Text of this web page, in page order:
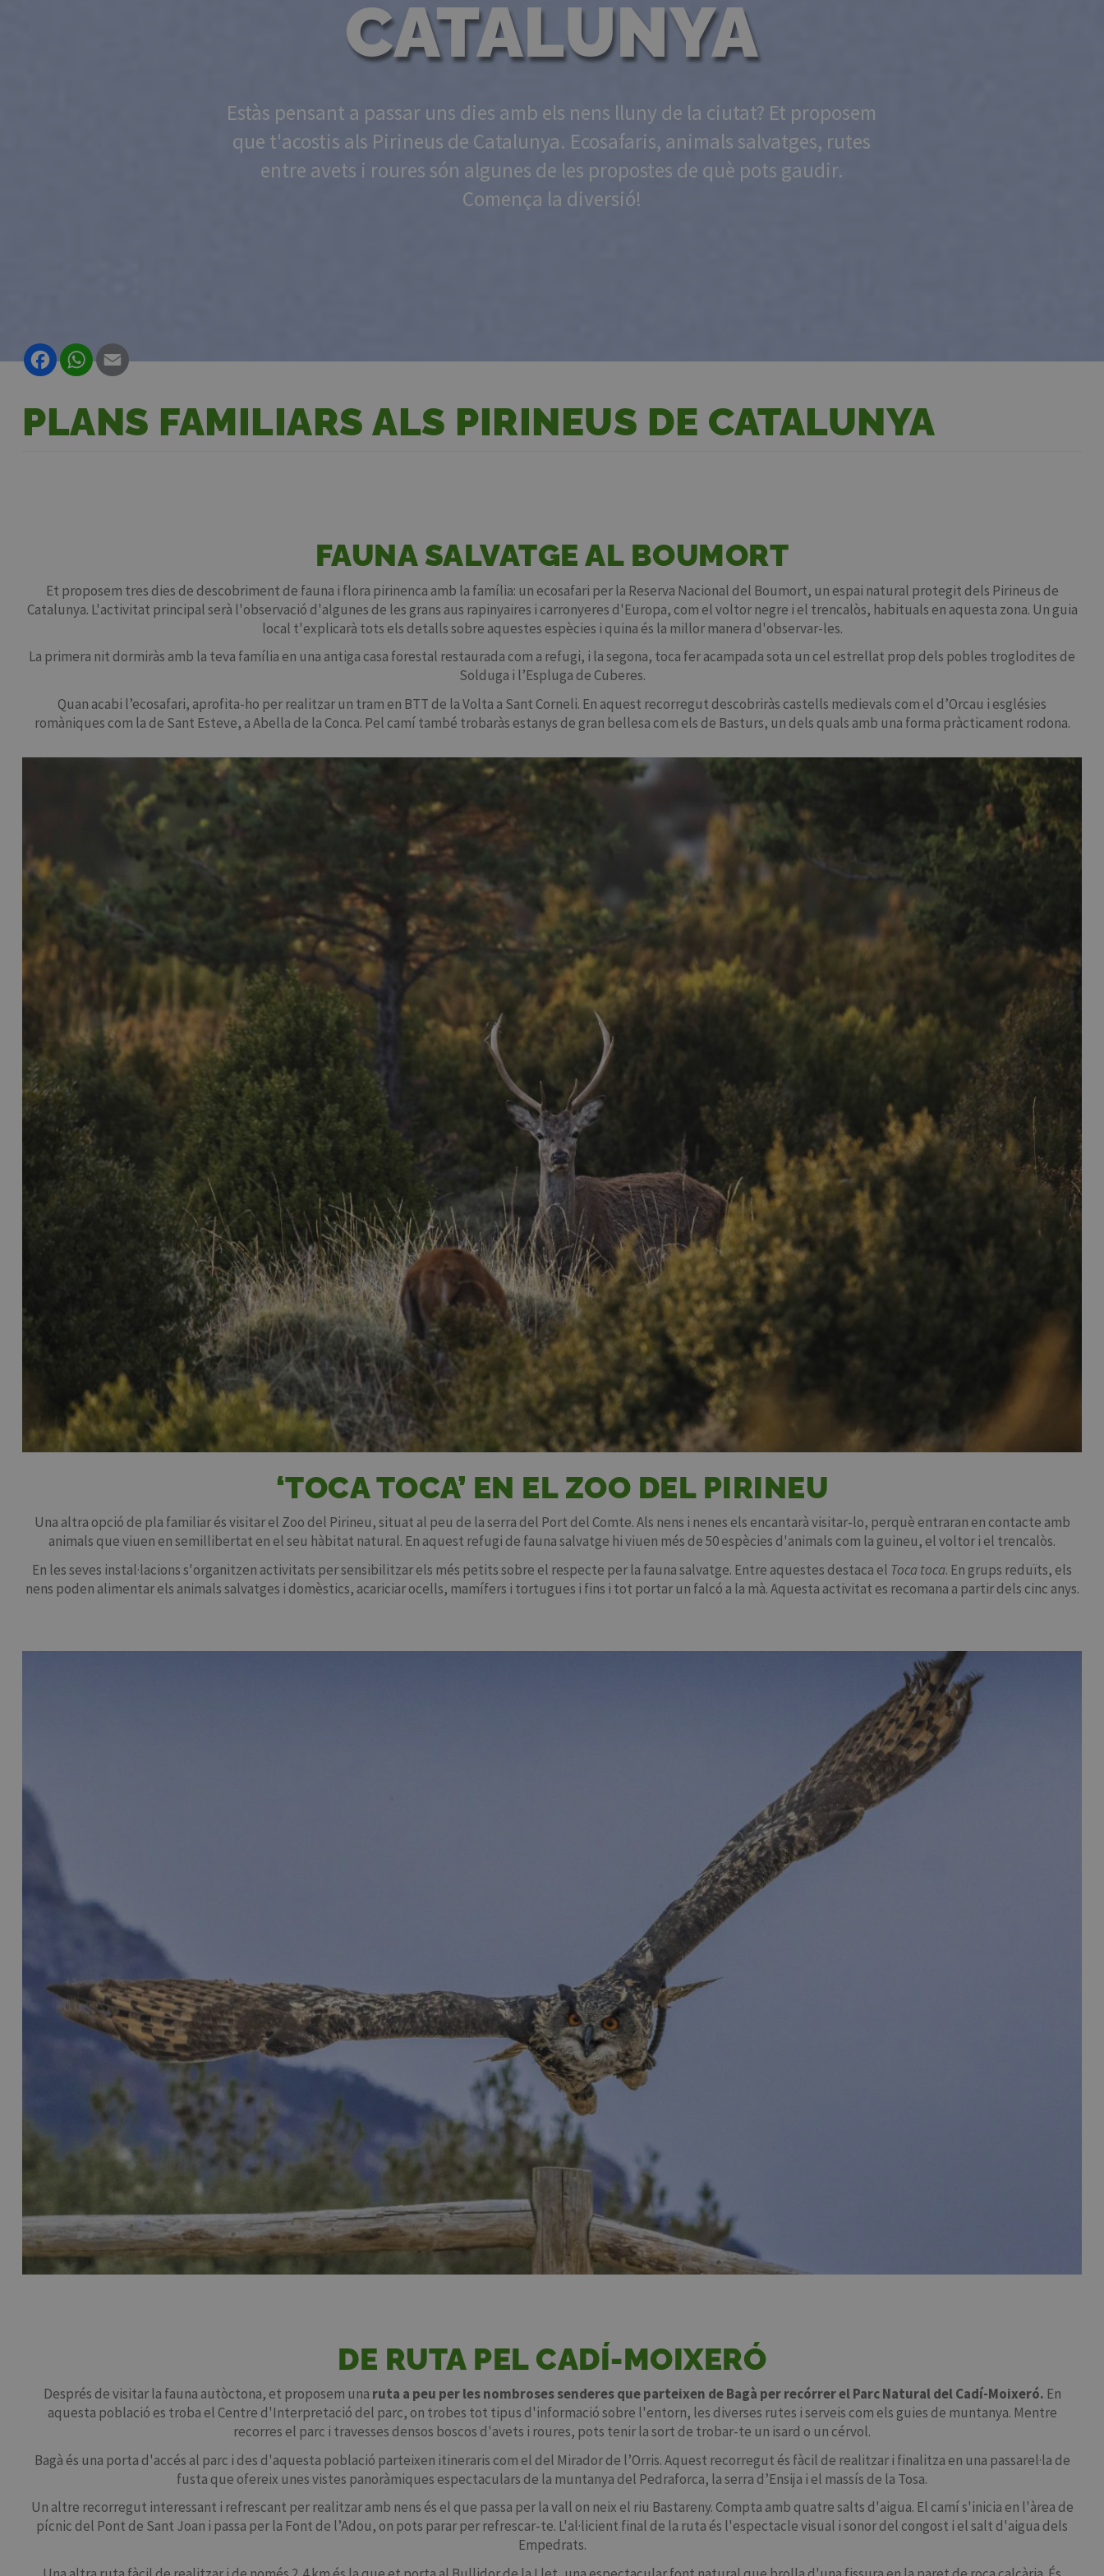
CATALUNYA
Estàs pensant a passar uns dies amb els nens lluny de la ciutat? Et proposem
que t'acostis als Pirineus de Catalunya. Ecosafaris, animals salvatges, rutes
entre avets i roures són algunes de les propostes de què pots gaudir.
Comença la diversió!
FacebookWhatsApp
PLANS FAMILIARS ALS PIRINEUS DE CATALUNYA
FAUNA SALVATGE AL BOUMORT
Et proposem tres dies de descobriment de fauna i flora pirinenca amb la família: un ecosafari per la Reserva Nacional del Boumort, un espai natural protegit dels Pirineus de
Catalunya. L'activitat principal serà l'observació d'algunes de les grans aus rapinyaires i carronyeres d'Europa, com el voltor negre i el trencalòs, habituals en aquesta zona. Un guia
local t'explicarà tots els detalls sobre aquestes espècies i quina és la millor manera d'observar-les.
La primera nit dormiràs amb la teva família en una antiga casa forestal restaurada com a refugi, i la segona, toca fer acampada sota un cel estrellat prop dels pobles troglodites de
Solduga i l’Espluga de Cuberes.
Quan acabi l’ecosafari, aprofita-ho per realitzar un tram en BTT de la Volta a Sant Corneli. En aquest recorregut descobriràs castells medievals com el d’Orcau i esglésies
romàniques com la de Sant Esteve, a Abella de la Conca. Pel camí també trobaràs estanys de gran bellesa com els de Basturs, un dels quals amb una forma pràcticament rodona.
‘TOCA TOCA’ EN EL ZOO DEL PIRINEU
Una altra opció de pla familiar és visitar el Zoo del Pirineu, situat al peu de la serra del Port del Comte. Als nens i nenes els encantarà visitar-lo, perquè entraran en contacte amb
animals que viuen en semillibertat en el seu hàbitat natural. En aquest refugi de fauna salvatge hi viuen més de 50 espècies d'animals com la guineu, el voltor i el trencalòs.
En les seves instal·lacions s'organitzen activitats per sensibilitzar els més petits sobre el respecte per la fauna salvatge. Entre aquestes destaca el Toca toca. En grups reduïts, els
nens poden alimentar els animals salvatges i domèstics, acariciar ocells, mamífers i tortugues i fins i tot portar un falcó a la mà. Aquesta activitat es recomana a partir dels cinc anys.
DE RUTA PEL CADÍ-MOIXERÓ
Després de visitar la fauna autòctona, et proposem una ruta a peu per les nombroses senderes que parteixen de Bagà per recórrer el Parc Natural del Cadí-Moixeró. En
aquesta població es troba el Centre d'Interpretació del parc, on trobes tot tipus d'informació sobre l'entorn, les diverses rutes i serveis com els guies de muntanya. Mentre
recorres el parc i travesses densos boscos d'avets i roures, pots tenir la sort de trobar-te un isard o un cérvol.
Bagà és una porta d'accés al parc i des d'aquesta població parteixen itineraris com el del Mirador de l’Orris. Aquest recorregut és fàcil de realitzar i finalitza en una passarel·la de
fusta que ofereix unes vistes panoràmiques espectaculars de la muntanya del Pedraforca, la serra d’Ensija i el massís de la Tosa.
Un altre recorregut interessant i refrescant per realitzar amb nens és el que passa per la vall on neix el riu Bastareny. Compta amb quatre salts d'aigua. El camí s'inicia en l'àrea de
pícnic del Pont de Sant Joan i passa per la Font de l’Adou, on pots parar per refrescar-te. L'al·licient final de la ruta és l'espectacle visual i sonor del congost i el salt d'aigua dels
Empedrats.